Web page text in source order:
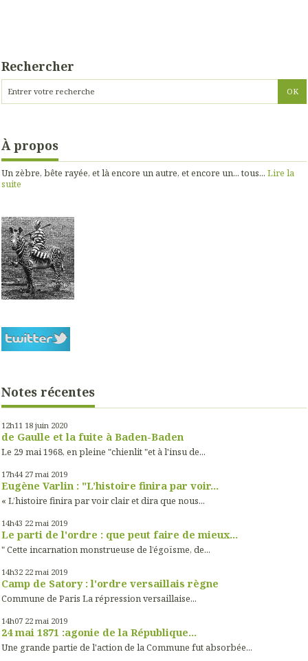
Rechercher
À propos
Un zèbre, bête rayée, et là encore un autre, et encore un... tous... Lire la
suite
Notes récentes
12h11 18 juin 2020
de Gaulle et la fuite à Baden-Baden
Le 29 mai 1968, en pleine "chienlit "et à l'insu de...
17h44 27 mai 2019
Eugène Varlin : "L’histoire finira par voir...
« L’histoire finira par voir clair et dira que nous...
14h43 22 mai 2019
Le parti de l'ordre : que peut faire de mieux...
" Cette incarnation monstrueuse de l’égoïsme, de...
14h32 22 mai 2019
Camp de Satory : l'ordre versaillais règne
Commune de Paris La répression versaillaise...
14h07 22 mai 2019
24 mai 1871 :agonie de la République...
Une grande partie de l'action de la Commune fut absorbée...